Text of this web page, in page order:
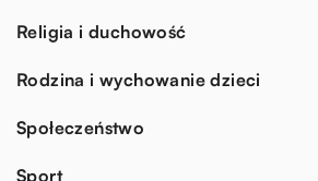
Religia i duchowość
Rodzina i wychowanie dzieci
Społeczeństwo
Sport